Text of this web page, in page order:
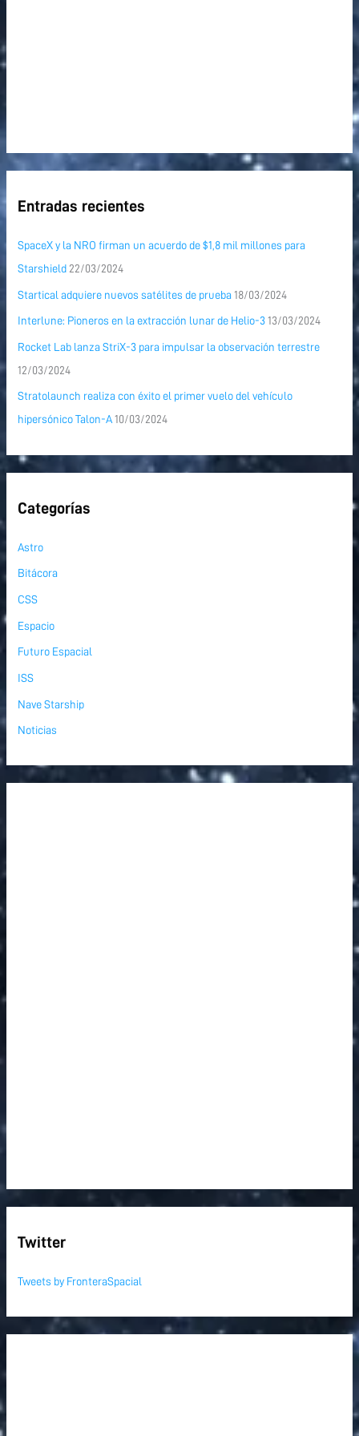
Entradas recientes
SpaceX y la NRO firman un acuerdo de $1,8 mil millones para
Starshield 22/03/2024
Startical adquiere nuevos satélites de prueba 18/03/2024
Interlune: Pioneros en la extracción lunar de Helio-3 13/03/2024
Rocket Lab lanza StriX-3 para impulsar la observación terrestre
12/03/2024
Stratolaunch realiza con éxito el primer vuelo del vehículo
hipersónico Talon-A 10/03/2024
Categorías
Astro
Bitácora
CSS
Espacio
Futuro Espacial
ISS
Nave Starship
Noticias
Twitter
Tweets by FronteraSpacial